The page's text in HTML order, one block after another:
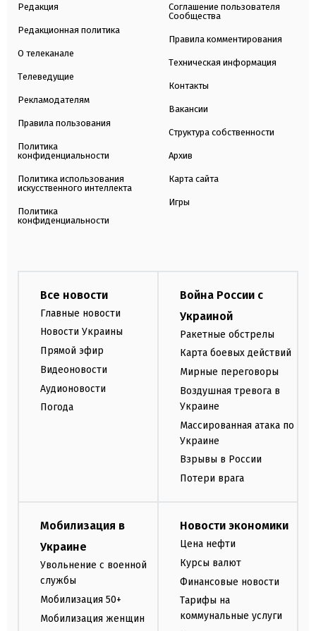
Редакция
Редакционная политика
О телеканале
Телеведущие
Рекламодателям
Правила пользования
Политика
конфиденциальности
Политика использования
искусственного интеллекта
Политика
конфиденциальности
Соглашение пользователя
Сообщества
Правила комментирования
Техническая информация
Контакты
Вакансии
Структура собственности
Архив
Карта сайта
Игры
Все новости
Главные новости
Новости Украины
Прямой эфир
Видеоновости
Аудионовости
Погода
Война России с
Украиной
Ракетные обстрелы
Карта боевых действий
Мирные переговоры
Воздушная тревога в
Украине
Массированная атака по
Украине
Взрывы в России
Потери врага
Мобилизация в
Украине
Увольнение с военной
службы
Мобилизация 50+
Мобилизация женщин
Новости экономики
Цена нефти
Курсы валют
Финансовые новости
Тарифы на
коммунальные услуги